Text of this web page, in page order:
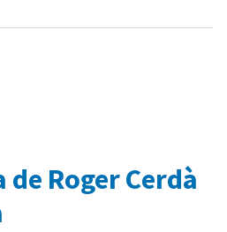
de Roger Cerdà